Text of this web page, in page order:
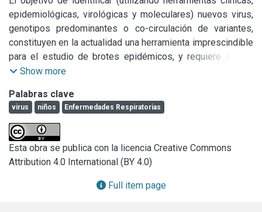
epidemiológicas, virológicas y moleculares) nuevos virus,
genotipos predominantes o co-circulación de variantes,
constituyen en la actualidad una herramienta imprescindible
para el estudio de brotes epidémicos, y requiere de los
aportes de la Medicina, la Salud Pública y la Virología.
generation sequence”) han empezado a desplazar, en
muchos casos, a la secuenciación clásica con el método de
Sanger.
La aplicación de métodos de amplificación independientes
de la secuencia como la técnica de Virus-Discovery-cDNA-
AFLP permite identificar nuevos virus, detectar la
circulación de variantes virales que no sean captadas por
Show more
Palabras clave
virus niños Enfermedades Respiratorias
Esta obra se publica con la licencia Creative Commons
Attribution 4.0 International (BY 4.0)
Full item page